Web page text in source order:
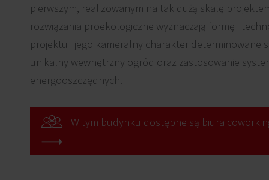
pierwszym, realizowanym na tak dużą skalę
rozwiązania proekologiczne wyznaczają formę i
projektu i jego kameralny charakter determinowane
unikalny wewnętrzny ogród oraz zastosowanie
energooszczędnych.
W tym budynku dostępne są biura